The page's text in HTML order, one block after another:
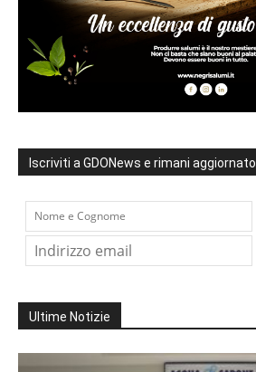
Iscriviti a GDONews e rimani aggiornato
Ultime Notizie